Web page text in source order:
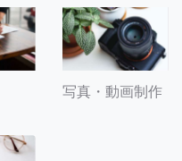
写真・動画制作